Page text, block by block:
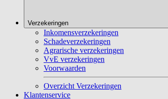
Verzekeringen
Inkomensverzekeringen
Schadeverzekeringen
Agrarische verzekeringen
VvE verzekeringen
Voorwaarden
Overzicht Verzekeringen
Klantenservice